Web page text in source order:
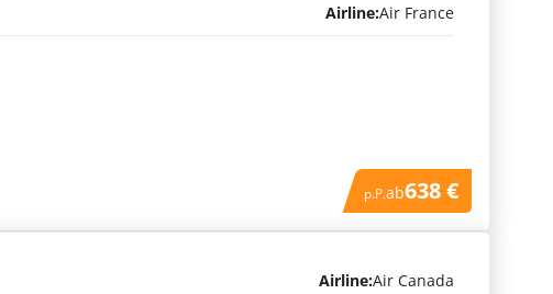
Airline:Air France
p.P.ab638 €
Airline:Air Canada